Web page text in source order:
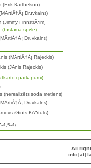
(Erik Barthelson)
Druvkalns)
(Jimmy FinnstrÃ¶m)
(bīstama spēle)
Druvkalns)
(MÄrtiÅ†Å¡ Rajeckis)
(JÄnis Rajeckis)
pārkāpumi)
(nerealizēts soda metiens)
Druvkalns)
(Gints BÄ“rtulis)
4,5-4)
All
info [at]